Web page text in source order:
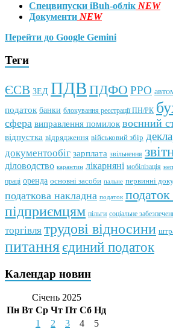
Спецвипуски iBuh-облік NEW
Документи NEW
Перейти до Google Gemini
Теги
ЄСВ ЗЕД ПДВ ПДФО РРО
податок банки блокування реєстрації ПН/РК
сфера виправлення помилок воєнний
відпустка відрядження військовий збір
документообіг зарплата звільнення
діловодство карантин лікарняні мобілізація
праці оренда основні засоби пальне первинні
податкова накладна податок
підприємцям пільги соціальне
торгівля трудові відносини
питанняєдиний податок
Календар новин
Січень 2025
Пн Вт Ср Чт Пт Сб Нд
1
2 3 4
5